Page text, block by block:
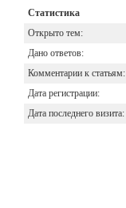
Статистика
Открыто тем:
Дано ответов:
Комментарии к статьям:
Дата регистрации:
Дата последнего визита: